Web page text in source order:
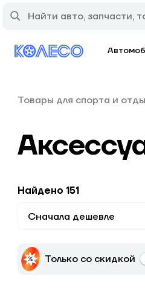
Товары для спорта и
Найдено 151
Только со скидкой